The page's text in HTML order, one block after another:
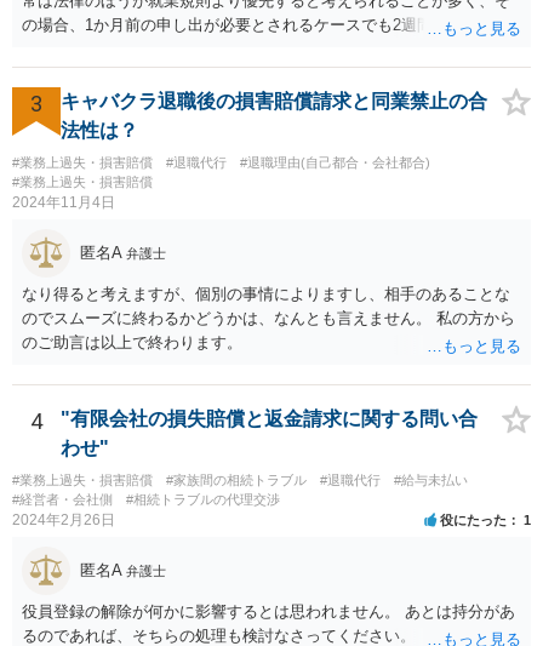
の場合、1か月前の申し出が必要とされるケースでも2週間前の退職予
申し出は世間のあらゆる業種で広く採用されたルールであり、それ自
体が不合理と判断されるようなものではないため、就業規則・退職金
規程において「正当な理由なく会社の承認を得ずに退職した場合や引
継ぎを行わずに退職した場合に退職金を減額ないし不支給とする」旨
の条項が設けられている場合、その制約を受けることは考えられま
す。
3
キャバクラ退職後の損害賠償請求と同業禁止の合
法性は？
#業務上過失・損害賠償 #退職代行
#退職理由(自己都合・会社都合)
#業務上過失・損害賠償
2024年11月4日
匿名A 弁護士
なり得ると考えますが、個別の事情によりますし、相手のあることな
のでスムーズに終わるかどうかは、なんとも言えません。 私の方から
のご助言は以上で終わります。
4
"有限会社の損失賠償と返金請求に関する問い合
わせ"
#業務上過失・損害賠償 #家族間の相続トラブル #退職代行
#給与未払い
#経営者・会社側
#相続トラブルの代理交渉
2024年2月26日 役にたった 1
匿名A 弁護士
役員登録の解除が何かに影響するとは思われません。 あとは持分があ
るのであれば、そちらの処理も検討なさってください。